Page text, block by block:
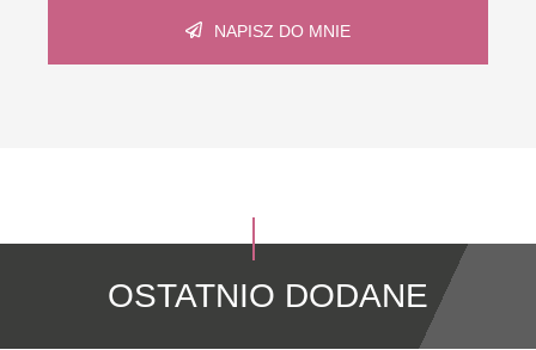
NAPISZ DO MNIE
OSTATNIO DODANE